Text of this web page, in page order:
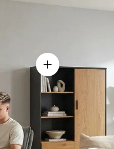
Details